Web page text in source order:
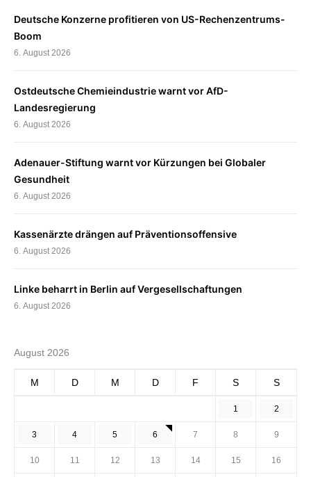
Deutsche Konzerne profitieren von US-Rechenzentrums-
Boom
6. August 2026
Ostdeutsche Chemieindustrie warnt vor AfD-
Landesregierung
6. August 2026
Adenauer-Stiftung warnt vor Kürzungen bei Globaler
Gesundheit
6. August 2026
Kassenärzte drängen auf Präventionsoffensive
6. August 2026
Linke beharrt in Berlin auf Vergesellschaftungen
6. August 2026
August 2026
M D M D F S S
1 2
3 4 5 6 7 8 9
10 11 12 13 14 15 16